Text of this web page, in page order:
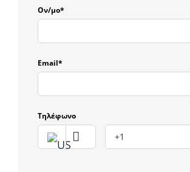
Ον/μο*
Email*
Τηλέφωνο